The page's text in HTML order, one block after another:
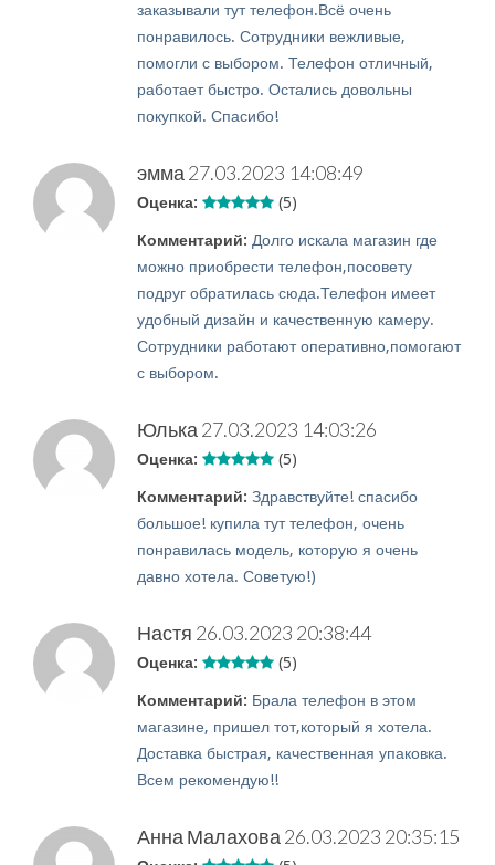
заказывали тут телефон.Всё очень
понравилось. Сотрудники вежливые,
помогли с выбором. Телефон отличный,
работает быстро. Остались довольны
покупкой. Спасибо!
эмма 27.03.2023 14:08:49
Оценка: (5)
Комментарий: Долго искала магазин где
можно приобрести телефон,посовету
подруг обратилась сюда.Телефон имеет
удобный дизайн и качественную камеру.
Сотрудники работают оперативно,помогают
с выбором.
Юлька 27.03.2023 14:03:26
Оценка: (5)
Комментарий: Здравствуйте! спасибо
большое! купила тут телефон, очень
понравилась модель, которую я очень
давно хотела. Советую!)
Настя 26.03.2023 20:38:44
Оценка: (5)
Комментарий: Брала телефон в этом
магазине, пришел тот,который я хотела.
Доставка быстрая, качественная упаковка.
Всем рекомендую!!
Анна Малахова 26.03.2023 20:35:15